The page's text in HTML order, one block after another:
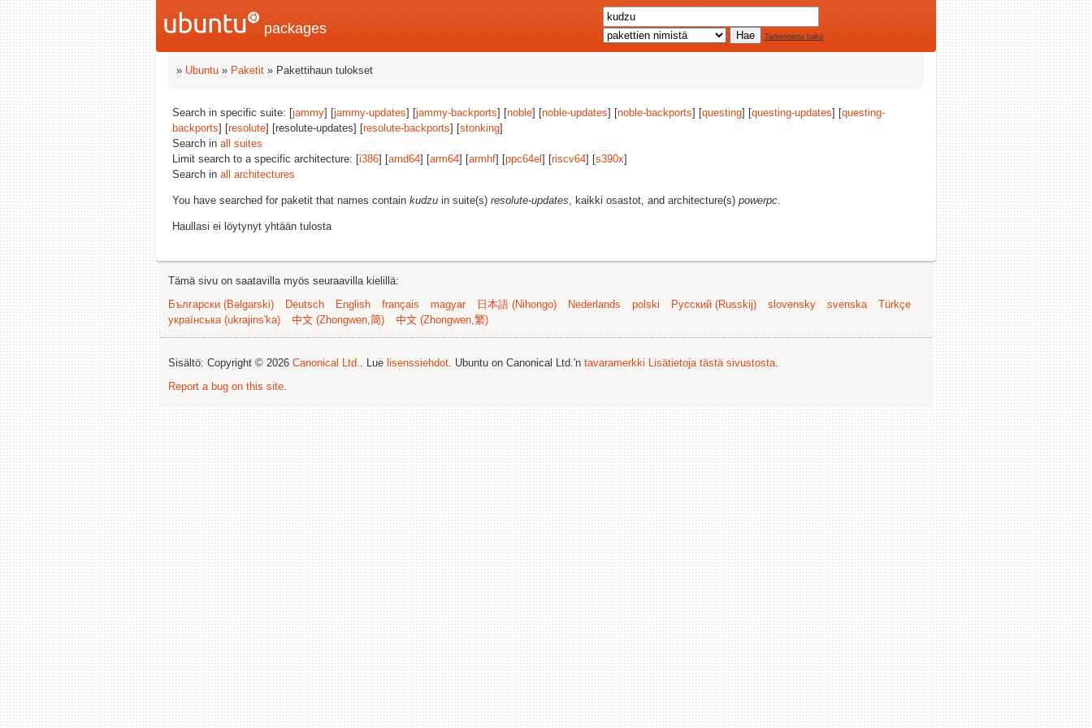
packages Tarkennettu haku
» Ubuntu » Paketit » Pakettihaun tulokset
Search in specific suite: [jammy] [jammy-updates] [jammy-backports] [noble] [noble-updates] [noble-backports] [questing] [questing-updates] [questing-
backports] [resolute] [resolute-updates] [resolute-backports] [stonking]
Search in all suites
Limit search to a specific architecture: [i386] [amd64] [arm64] [armhf] [ppc64el ] [riscv64] [s390x]
Search in all architectures
You have searched for paketit that names contain kudzu in suite(s) resolute-updates, kaikki osastot, and architecture(s) powerpc.
Haullasi ei löytynyt yhtään tulosta
Tämä sivu on saatavilla myös seuraavilla kielillä:
Български (Bəlgarski)
Deutsch English français magyar 日本語 (Nihongo) Nederlands polski Русский (Russkij) slovensky svenska
Türkçe
українська (ukrajins'ka)
中文 (Zhongwen,简) 中文 (Zhongwen,繁)
Sisältö: Copyright © 2026 Canonical Ltd.. Lue lisenssiehdot. Ubuntu on Canonical Ltd.'n tavaramerkki Lisätietoja tästä sivustosta.
Report a bug on this site.